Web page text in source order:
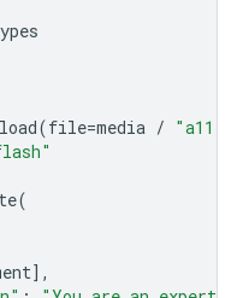
(file=media /
(
],